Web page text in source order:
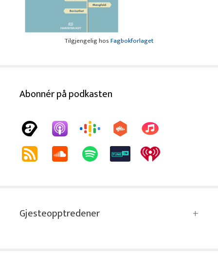
Tilgjengelig hosFagbokforlaget
Abonnér på podkasten
Gjesteopptredener